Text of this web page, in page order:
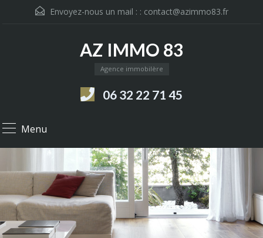
Envoyez-nous un mail : : contact@azimmo83.fr
AZ IMMO 83
Agence immobilère
06 32 22 71 45
Menu